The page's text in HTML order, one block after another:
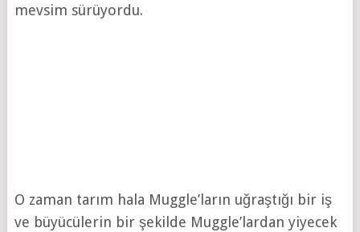
mevsim sürüyordu.
O zaman tarım hala Muggle’ların uğraştığı bir iş
ve büyücülerin bir şekilde Muggle’lardan yiyecek